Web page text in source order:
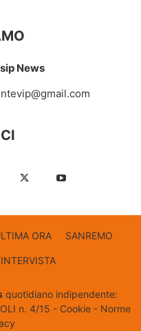
News
ORA SANREMO
quotidiano indipendente:
n. 4/15 - Cookie- Norme